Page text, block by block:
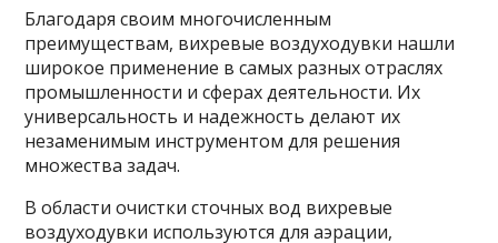
Благодаря своим многочисленным
преимуществам, вихревые воздуходувки нашли
широкое применение в самых разных отраслях
промышленности и сферах деятельности. Их
универсальность и надежность делают их
незаменимым инструментом для решения
множества задач.
В области очистки сточных вод вихревые
воздуходувки используются для аэрации,